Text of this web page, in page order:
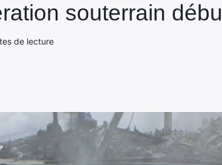
souterrain
de lecture